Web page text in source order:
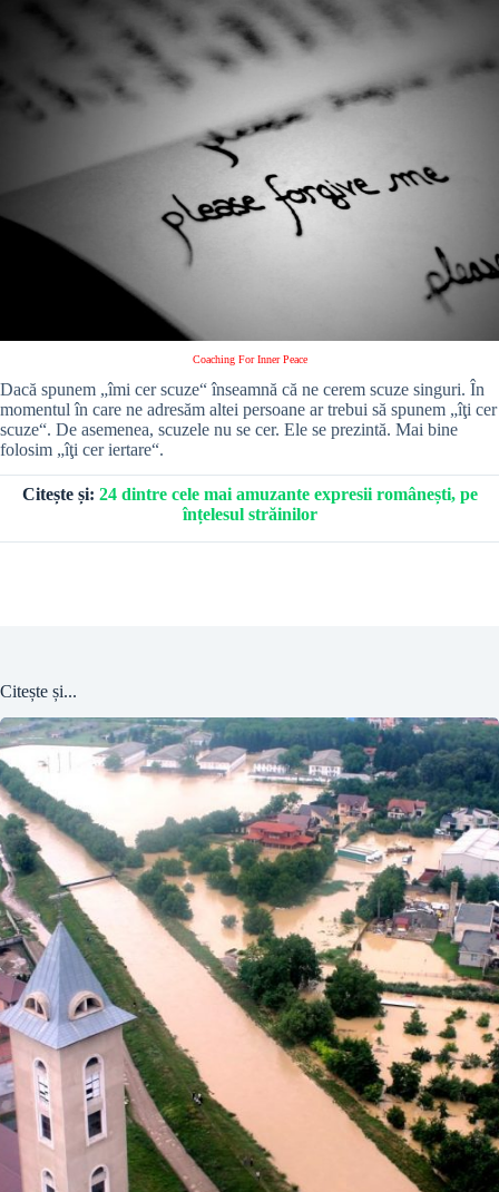
Coaching For Inner Peace
Dacă spunem „îmi cer scuze“ înseamnă că ne cerem scuze singuri. În
momentul în care ne adresăm altei persoane ar trebui să spunem „îţi cer
scuze“. De asemenea, scuzele nu se cer. Ele se prezintă. Mai bine
folosim „îţi cer iertare“.
Citește și: 24 dintre cele mai amuzante expresii românești, pe
înțelesul străinilor
Citește și...